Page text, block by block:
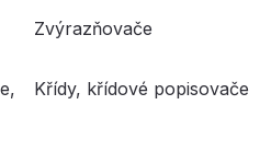
Zvýrazňovače
Křídy, křídové popisovače